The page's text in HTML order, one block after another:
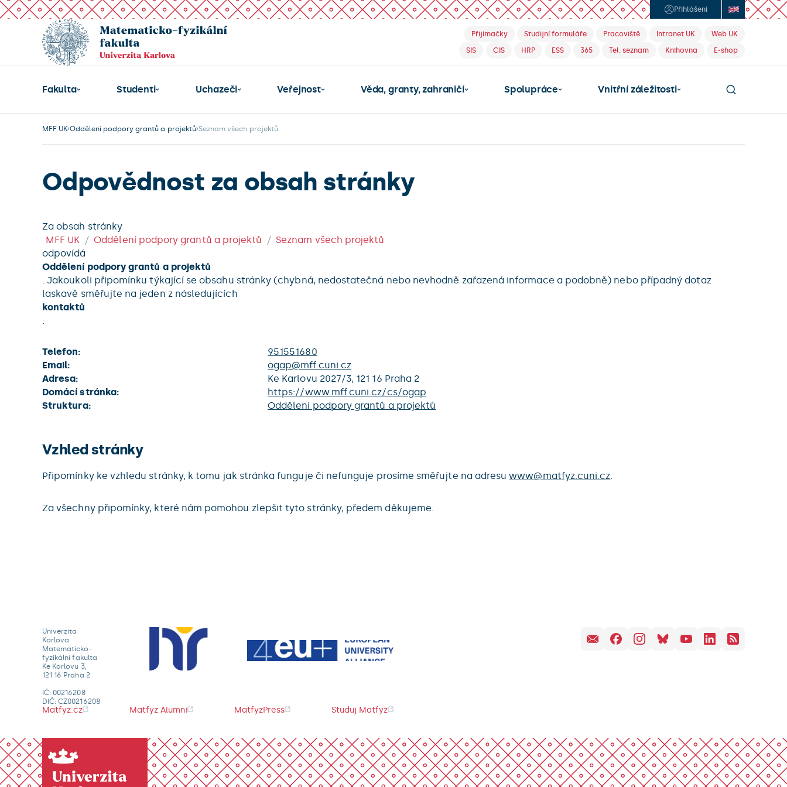
Přihlášení
Přijímačky Studijní formuláře Pracoviště Intranet UK
Web UK
SIS
CIS HRP ESS 365 Tel. seznam Knihovna E-shop
Fakulta Studenti Uchazeči Veřejnost Věda, granty, zahraničí Spolupráce Vnitřní záležitosti
MFF UK Oddělení podpory grantů a projektů Seznam všech projektů
Odpovědnost za obsah stránky
Za obsah stránky
MFF UK
Oddělení podpory grantů a projektů
Seznam všech projektů
odpovídá
Oddělení podpory grantů a projektů
. Jakoukoli připomínku týkající se obsahu stránky (chybná, nedostatečná nebo nevhodně zařazená informace a podobně) nebo případný dotaz
laskavě směřujte na jeden z následujících
kontaktů
:
Telefon:
951551680
Email:
ogap@mff.cuni.cz
Adresa:
Ke Karlovu 2027/3, 121 16 Praha 2
Domácí stránka:
https://www.mff.cuni.cz/cs/ogap
Struktura:
Oddělení podpory grantů a projektů
Vzhled stránky
Připomínky ke vzhledu stránky, k tomu jak stránka funguje či nefunguje prosíme směřujte na adresuwww@matfyz.cuni.cz.
Za všechny připomínky, které nám pomohou zlepšit tyto stránky, předem děkujeme.
Univerzita
Karlova
Matematicko-
fyzikální fakulta
Ke Karlovu 3,
121 16 Praha 2
IČ: 00216208
DIČ: CZ00216208
Matfyz.cz Matfyz Alumni MatfyzPress Studuj Matfyz